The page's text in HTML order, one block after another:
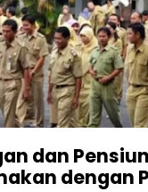
dan Pensiun
dengan